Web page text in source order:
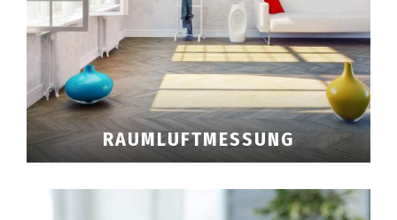
Mazeration Holz
Downloads
KMF Sanierung
RAUMLUFTMESSUNG